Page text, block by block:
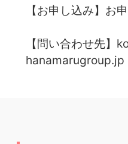
【お申し込み】お
【問い合わせ先】
hanamarugroup.jp